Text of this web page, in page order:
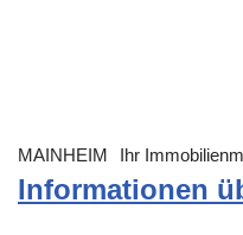
MAINHEIM Ihr
Informationen